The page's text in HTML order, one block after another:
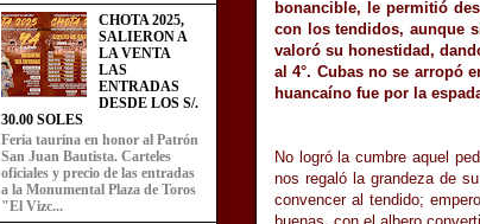
bonancible, le permitió
con los tendidos, aunque
valoró su honestidad,
al 4°. Cubas no se arropó
huancaíno fue por la
No logró la cumbre aquel
nos regaló la grandeza de
convencer al tendido;
CHOTA 2025,
SALIERON A
LA VENTA
LAS
ENTRADAS
DESDE LOS S/.
30.00 SOLES
Feria taurina en honor al Patrón
San Juan Bautista. Carteles
oficiales y precio de las entradas
a la Monumental Plaza de Toros
"El Vizc...